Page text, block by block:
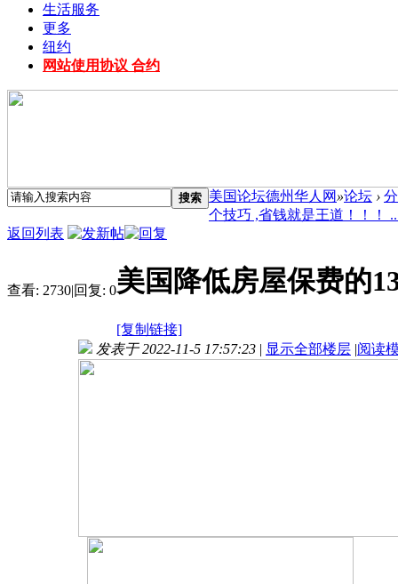
生活服务
更多
纽约
网站使用协议 合约
搜索 美国论坛德州华人网 »论坛 ›
个技巧 ,省钱就是王道！！！
返回列表
查看: 2730|回复: 0美国降低房屋保费的
[复制链接]
发表于 2022-11-5 17:57:23 | 显示全部楼层 |阅读